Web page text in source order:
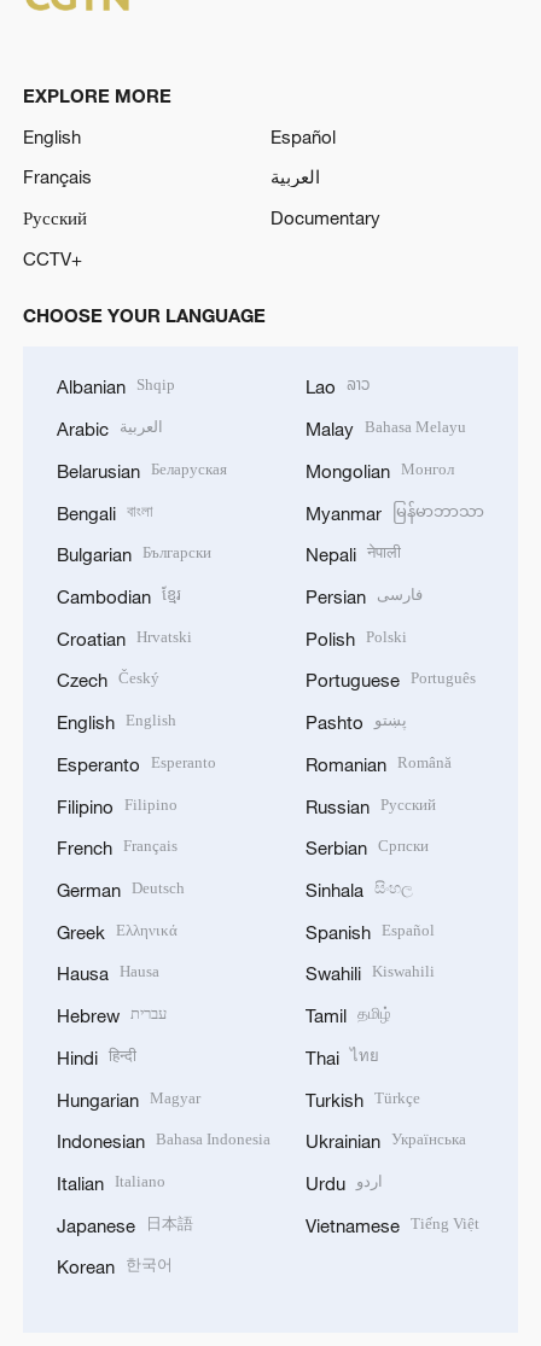
EXPLORE MORE
English
Español
Français
العربية
Русский
Documentary
CCTV+
CHOOSE YOUR LANGUAGE
Albanian Shqip
Arabic العربية
Belarusian Беларуская
Bengali বাংলা
Bulgarian Български
Cambodian ខ្មែរ
Croatian Hrvatski
Czech Český
English English
Esperanto Esperanto
Filipino Filipino
French Français
German Deutsch
Greek Ελληνικά
Hausa Hausa
Hebrew עברית
Hindi हिन्दी
Hungarian Magyar
Indonesian Bahasa Indonesia
Italian Italiano
Japanese 日本語
Korean 한국어
Lao ລາວ
Malay Bahasa Melayu
Mongolian Монгол
Myanmar မြန်မာဘာသာ
Nepali नेपाली
Persian فارسی
Polish Polski
Portuguese Português
Pashto پښتو
Romanian Română
Russian Русский
Serbian Српски
Sinhala සිංහල
Spanish Español
Swahili Kiswahili
Tamil தமிழ்
Thai ไทย
Turkish Türkçe
Ukrainian Українська
Urdu اردو
Vietnamese Tiếng Việt